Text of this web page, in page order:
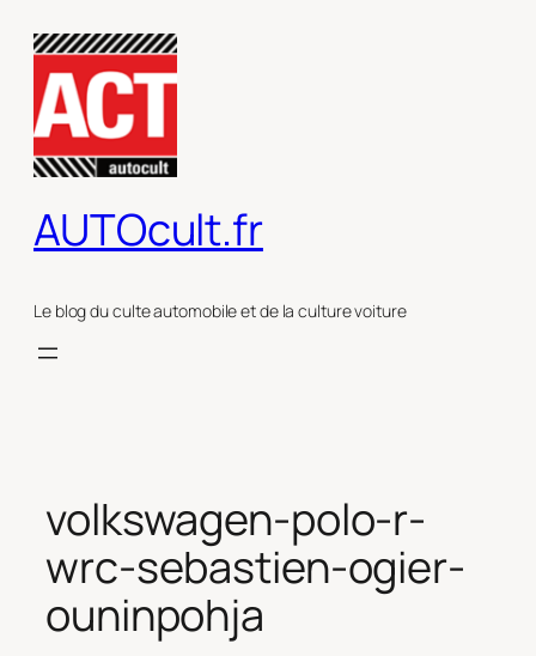
contenu
AUTOcult.fr
Le blog du culte automobile et de la culture voiture
volkswagen-polo-r-
wrc-sebastien-ogier-
ouninpohja